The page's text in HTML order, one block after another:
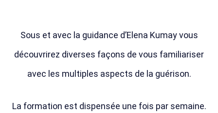
Sous et avec la guidance d’Elena Kumay vous
découvrirez diverses façons de vous familiariser
avec les multiples aspects de la guérison.
La formation est dispensée une fois par semaine.